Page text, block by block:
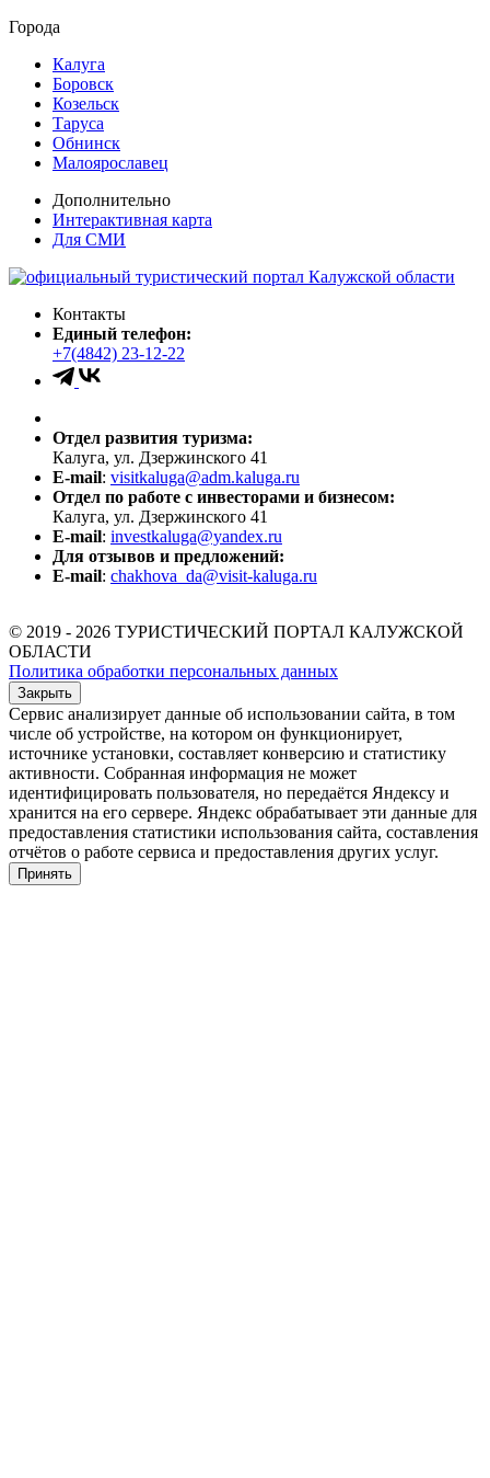
Города
Калуга
Боровск
Козельск
Таруса
Обнинск
Малоярославец
Дополнительно
Интерактивная карта
Для СМИ
Контакты
Единый телефон:
+7(4842) 23-12-22
Отдел развития туризма:
Калуга, ул. Дзержинского 41
E-mail: visitkaluga@adm.kaluga.ru
Отдел по работе с инвесторами и бизнесом:
Калуга, ул. Дзержинского 41
E-mail: investkaluga@yandex.ru
Для отзывов и предложений:
E-mail: chakhova_da@visit-kaluga.ru
© 2019 - 2026 ТУРИСТИЧЕСКИЙ ПОРТАЛ КАЛУЖСКОЙ
ОБЛАСТИ
Политика обработки персональных данных
Закрыть
Сервис анализирует данные об использовании сайта, в том
числе об устройстве, на котором он функционирует,
источнике установки, составляет конверсию и статистику
активности. Собранная информация не может
идентифицировать пользователя, но передаётся Яндексу и
хранится на его сервере. Яндекс обрабатывает эти данные для
предоставления статистики использования сайта, составления
отчётов о работе сервиса и предоставления других услуг.
Принять